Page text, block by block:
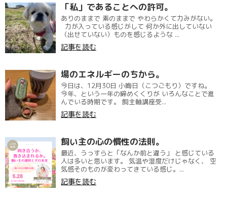
「私」であることへの許可。
ありのままで 素のままで やわらかくて力みがない。
力が入っている感じがして 何か外に出していない
（出せていない）ものを感じるような ...
記事を読む
場のエネルギーのちから。
今日は、12月30日 小晦日（こつごもり）ですね。
今年、という一年の締めくくりが いろんなことで進
んでいる時期です。 飼主軸講座受...
記事を読む
飼い主の心の慣性の法則。
最近、うっすらと「なんか前と違う」 と感じている
人は多いと思います。 気温や湿度だけじゃなく、 空
気感そのものが変わってきている感じ。...
記事を読む